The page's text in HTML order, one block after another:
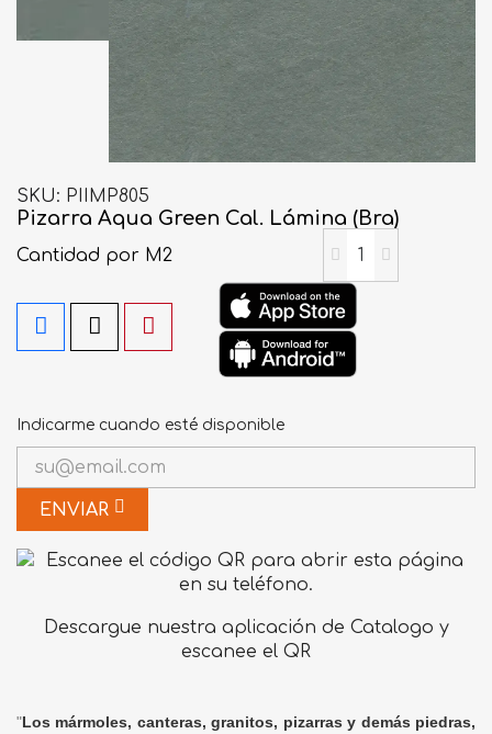
SKU PIIMP805
Pizarra Aqua Green Cal. Lámina (Bra)
Cantidad por M2
Indicarme cuando esté disponible
ENVIAR
Descargue nuestra aplicación de Catalogo y
escanee el QR
"Los mármoles, canteras, granitos, pizarras y demás piedras,